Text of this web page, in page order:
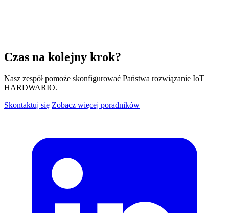
Czas na kolejny krok?
Nasz zespół pomoże skonfigurować Państwa rozwiązanie IoT
HARDWARIO.
Skontaktuj się Zobacz więcej poradników